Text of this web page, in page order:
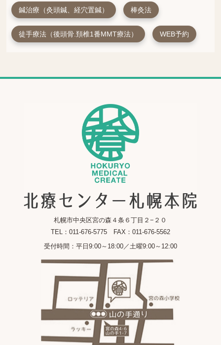
鍼治療（灸頭鍼、経穴置鍼） 棒灸法
徒手療法（後頭骨.頚椎1番MMT療法） WEB予約
札幌市中央区宮の森４条６丁目２−２０
TEL：011-676-5775 FAX：011-676-5562
受付時間：平日9:00～18:00／土曜9:00～12:00